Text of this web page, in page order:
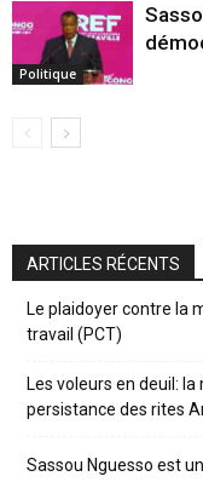
Politique
ARTICLES RÉCENTS
Le plaidoyer contre la
travail (PCT)
Les voleurs en deuil:
persistance des rites
Sassou Nguesso est